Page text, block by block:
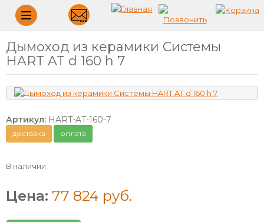
Меню
Дымоход из керамики Системы
HART AT d 160 h 7
Артикул: HART-AT-160-7
доставка оплата
В наличии
Цена: 77 824 руб.